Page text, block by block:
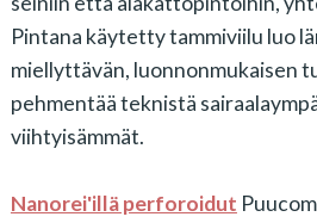
Pintana käytettytammiviilu luo
miellyttävän, luonnonmukaisen
pehmentää teknistä
viihtyisämmät.
Nanorei'illä perforoidut